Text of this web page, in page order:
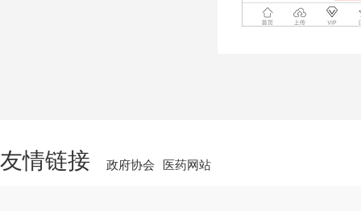
友情链接 政府协会 医药网站